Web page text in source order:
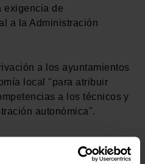
exigencia de
a la Administración
a los ayuntamientos
local "para atribuir
a los técnicos y
autonómica".
Plataforma de Afectados